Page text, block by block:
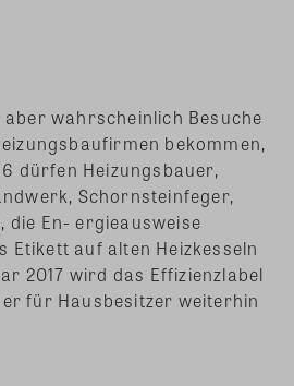
wahrscheinlich Besuche
bekommen,
dürfen Heizungsbauer,
Schornsteinfeger,
En- ergieausweise
Etikett auf alten Heizkesseln
2017 wird das Effizienzlabel
für Hausbesitzer weiterhin